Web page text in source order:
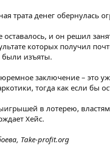
трата денег
оставалось, и он решил
которых получил
были изъяты.
заключение – это
тогда как если бы
в лотерею,
Хейс.
Take-profit.org